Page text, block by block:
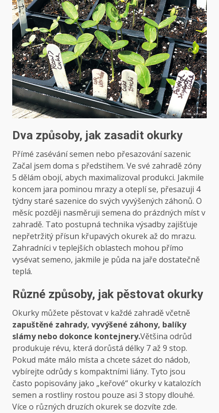
Dva způsoby, jak zasadit okurky
Přímé zasévání semen nebo přesazování sazenic
Začal jsem doma s předstihem. Ve své zahradě zóny
5 dělám obojí, abych maximalizoval produkci. Jakmile
koncem jara pominou mrazy a oteplí se, přesazuji 4
týdny staré sazenice do svých vyvýšených záhonů. O
měsíc později nasměruji semena do prázdných míst v
zahradě. Tato postupná technika výsadby zajišťuje
nepřetržitý přísun křupavých okurek až do mrazu.
Zahradníci v teplejších oblastech mohou přímo
vysévat semeno, jakmile je půda na jaře dostatečně
teplá.
Různé způsoby, jak pěstovat okurky
Okurky můžete pěstovat v každé zahradě včetně
zapuštěné zahrady, vyvýšené záhony, balíky
slámy nebo dokonce kontejnery.Většina odrůd
produkuje révu, která dorůstá délky 7 až 9 stop.
Pokud máte málo místa a chcete sázet do nádob,
vybírejte odrůdy s kompaktními liány. Tyto jsou
často popisovány jako „keřové“ okurky v katalozích
semen a rostliny rostou pouze asi 3 stopy dlouhé.
Více o různých druzích okurek se dozvíte zde.